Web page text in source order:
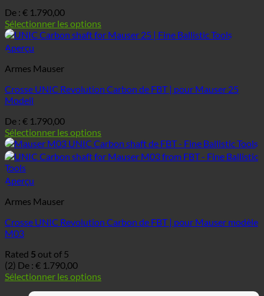
De : € 1.790,00
Sélectionner les options
Aperçu
Armes Mauser
Crosse UNIC Revolution Carbon de FBT | pour Mauser 25
Modell
De : € 1.790,00
Sélectionner les options
Aperçu
Armes Mauser
Crosse UNIC Revolution Carbon de FBT | pour Mauser modèle
M03
Rated 5 out of 5
(2) De : € 1.790,00
Sélectionner les options